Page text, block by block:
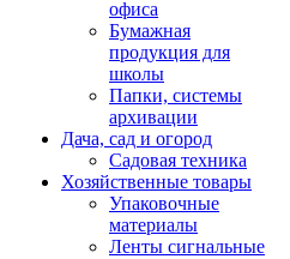
офиса
Бумажная
продукция для
школы
Папки, системы
архивации
Дача, сад и огород
Садовая техника
Хозяйственные товары
Упаковочные
материалы
Ленты сигнальные